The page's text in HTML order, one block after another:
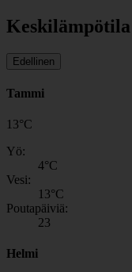
Edellinen
Tammi
13°C
Yö:
4°C
Vesi:
13°C
Poutapäiviä:
23
Helmi